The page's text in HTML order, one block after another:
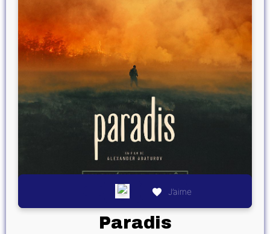
J’aime
Paradis